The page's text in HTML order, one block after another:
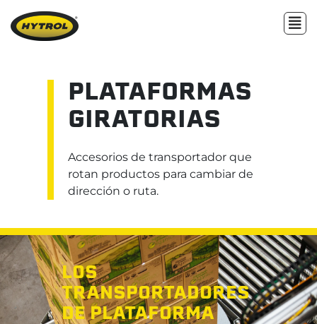
PLATAFORMAS
GIRATORIAS
Accesorios de transportador que
rotan productos para cambiar de
dirección o ruta.
LOS
TRANSPORTADORES
DE PLATAFORMA